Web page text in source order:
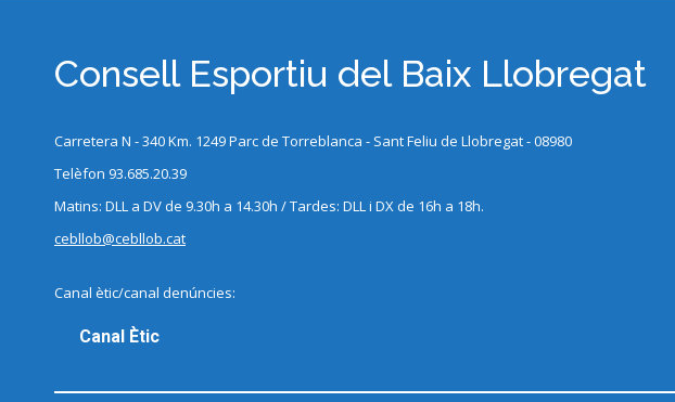
Consell Esportiu del Baix Llobregat
Carretera N - 340 Km. 1249 Parc de Torreblanca - Sant Feliu de Llobregat - 08980
Telèfon 93.685.20.39
Matins: DLL a DV de 9.30h a 14.30h / Tardes: DLL i DX de 16h a 18h.
cebllob@cebllob.cat
Canal ètic/canal denúncies:
Canal Ètic